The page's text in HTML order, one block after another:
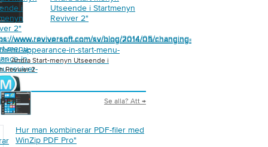
i
2"
www.reviversoft.com/sv/blog/2014/05/changing-
menu-
in-
reviver-
Utseende i Startmenyn
Reviver 2"
www.reviversoft.com/sv/blog/2014/05/changing-
appearance-in-start-menu-
">Ändra Start-menyn Utseende i
Reviver 2
Se alla? Att →
Hur man kombinerar PDF-filer med
WinZip PDF Pro"